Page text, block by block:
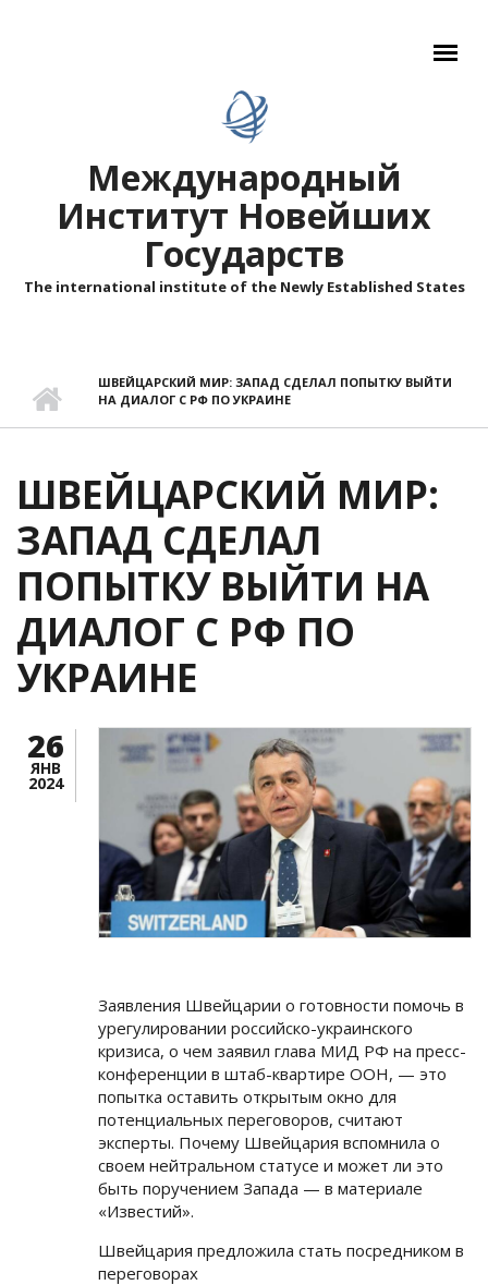
Международный
Институт Новейших
Государств
The international institute of the Newly Established States
ШВЕЙЦАРСКИЙ МИР: ЗАПАД СДЕЛАЛ ПОПЫТКУ ВЫЙТИ
НА ДИАЛОГ С РФ ПО УКРАИНЕ
ШВЕЙЦАРСКИЙ МИР:
ЗАПАД СДЕЛАЛ
ПОПЫТКУ ВЫЙТИ НА
ДИАЛОГ С РФ ПО
УКРАИНЕ
26
ЯНВ
2024
Заявления Швейцарии о готовности помочь в
урегулировании российско-украинского
кризиса, о чем заявил глава МИД РФ на пресс-
конференции в штаб-квартире ООН, — это
попытка оставить открытым окно для
потенциальных переговоров, считают
эксперты. Почему Швейцария вспомнила о
своем нейтральном статусе и может ли это
быть поручением Запада — в материале
«Известий».
Швейцария предложила стать посредником в
переговорах